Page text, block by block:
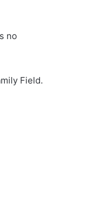
no
Field.